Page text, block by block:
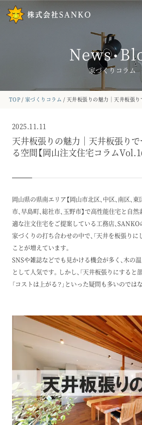
News・
家づくりコラム
TOP 家づくりコラム 天井板張りの魅力｜天井板張
2025.11.11
天井板張りの魅力｜天井板張り
る空間【岡山注文住宅コラム
岡山県の県南エリア【岡山市北区、中区、南区、東
市、早島町、総社市、玉野市】で高性能住宅と自
適な注文住宅をご提案している工務店、SANKO
家づくりの打ち合わせの中で、「天井を板張りに
ことが増えています。
SNSや雑誌などでも見かける機会が多く、木の
として人気です。しかし、「天井板張りにすると
「コストは上がる？」といった疑問も多いのでは